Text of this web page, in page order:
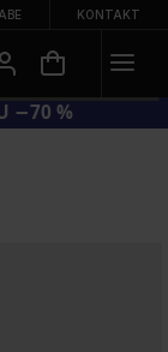
KONTAKT
GROSSER